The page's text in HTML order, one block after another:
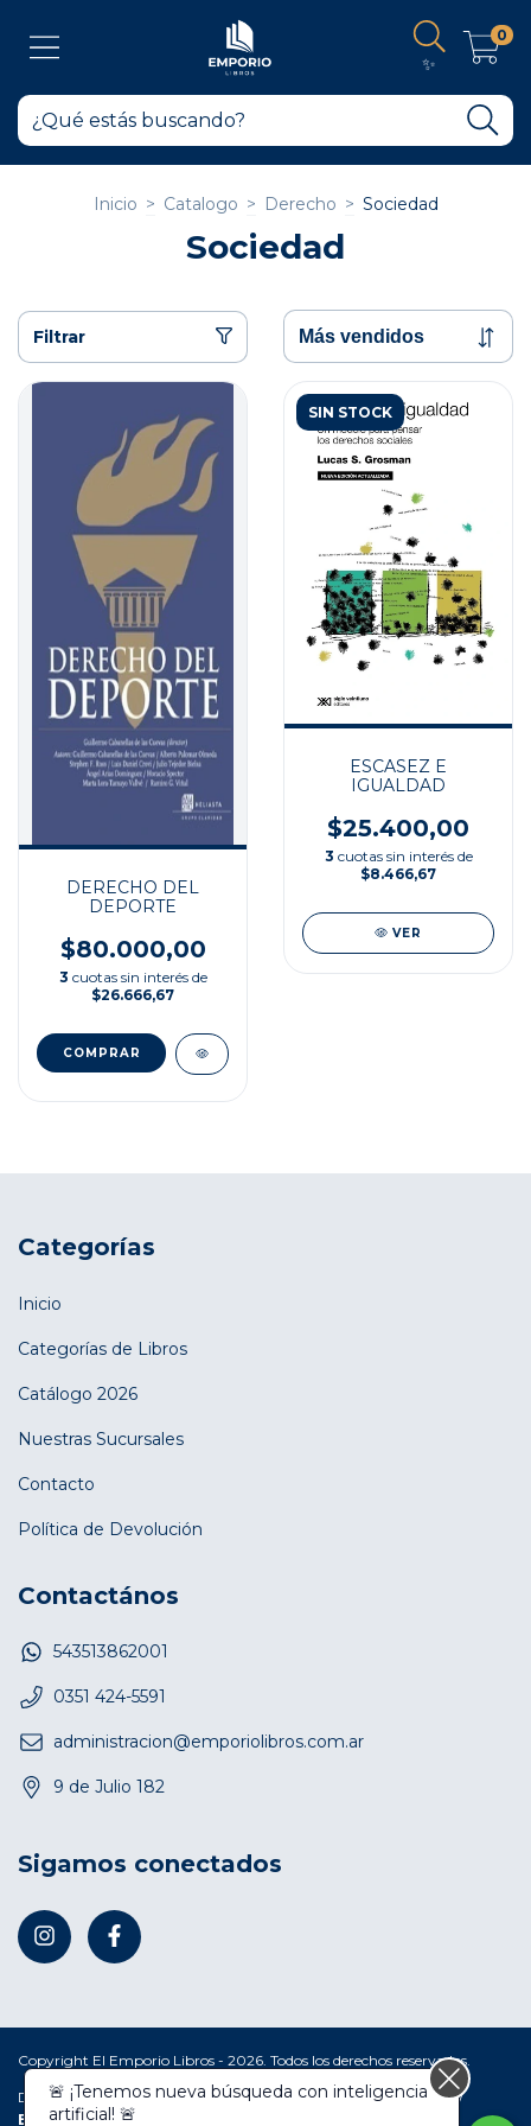
✨
0
Inicio > Catalogo > Derecho > Sociedad
Sociedad
Filtrar
DERECHO DEL
DEPORTE
$80.000,00
3 cuotas sin interés de
$26.666,67
SIN STOCK
ESCASEZ E
IGUALDAD
$25.400,00
3 cuotas sin interés de
$8.466,67
VER
Categorías
Inicio
Categorías de Libros
Catálogo 2026
Nuestras Sucursales
Contacto
Política de Devolución
Contactános
543513862001
0351 424-5591
administracion@emporiolibros.com.ar
9 de Julio 182
Sigamos conectados
Copyright El Emporio Libros - 2026. Todos los derechos reservados.
Defensa de las y los consumidores. Para reclamos ingresá acá. /
Botón de arrepentimiento
🚨 ¡Tenemos nueva búsqueda con inteligencia
artificial! 🚨